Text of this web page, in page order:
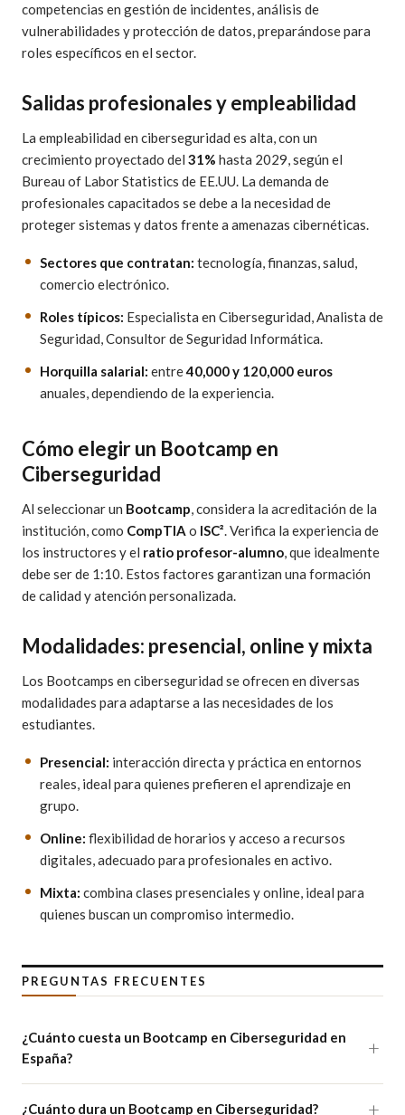
competencias en gestión de incidentes, análisis de
vulnerabilidades y protección de datos, preparándose para
roles específicos en el sector.
Salidas profesionales y empleabilidad
La empleabilidad en ciberseguridad es alta, con un
crecimiento proyectado del 31% hasta 2029, según el
Bureau of Labor Statistics de EE.UU. La demanda de
profesionales capacitados se debe a la necesidad de
proteger sistemas y datos frente a amenazas cibernéticas.
Sectores que contratan: tecnología, finanzas, salud,
comercio electrónico.
Roles típicos: Especialista en Ciberseguridad, Analista de
Seguridad, Consultor de Seguridad Informática.
Horquilla salarial: entre40,000 y 120,000 euros
anuales, dependiendo de la experiencia.
Cómo elegir un Bootcamp en
Ciberseguridad
Al seleccionar un Bootcamp, considera la acreditación de la
institución, como CompTIA o ISC². Verifica la experiencia de
los instructores y el ratio profesor-alumno, que idealmente
debe ser de 1:10. Estos factores garantizan una formación
de calidad y atención personalizada.
Modalidades: presencial, online y mixta
Los Bootcamps en ciberseguridad se ofrecen en diversas
modalidades para adaptarse a las necesidades de los
estudiantes.
Presencial: interacción directa y práctica en entornos
reales, ideal para quienes prefieren el aprendizaje en
grupo.
Online: flexibilidad de horarios y acceso a recursos
digitales, adecuado para profesionales en activo.
Mixta: combina clases presenciales y online, ideal para
quienes buscan un compromiso intermedio.
PREGUNTAS FRECUENTES
¿Cuánto cuesta un Bootcamp en Ciberseguridad en
España?
¿Cuánto dura un Bootcamp en Ciberseguridad?